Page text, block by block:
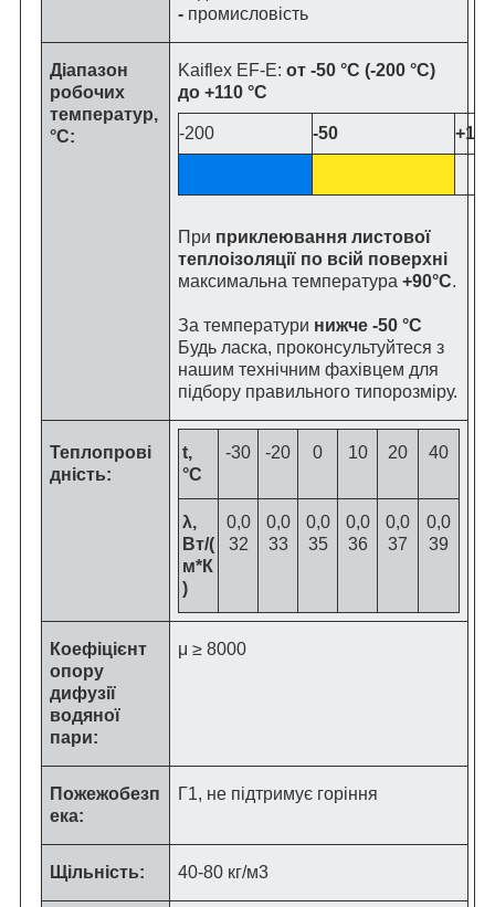
- промисловість
Діапазон
робочих
температур,
°C:
Kaiflex EF-E: от -50 °C (-200 °C)
до +110 °C
-200 -50 +110
При приклеювання листової
теплоізоляції по всій поверхні
максимальна температура +90°C.
За температури нижче -50 °C
Будь ласка, проконсультуйтеся з
нашим технічним фахівцем для
підбору правильного типорозміру.
Теплопрові
дність:
t,
°C
-30 -20 0 10 20 40
λ,
Вт/(
м*К
)
0,0
32
0,0
33
0,0
35
0,0
36
0,0
37
0,0
39
Коефіцієнт
опору
дифузії
водяної
пари:
μ ≥ 8000
Пожежобезп
ека:
Г1, не підтримує горіння
Щільність: 40-80 кг/м3